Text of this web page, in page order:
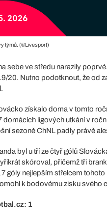
týmů. (©Livesport)
sebe ve středu narazily
20. Nutno podotknout, že od
získalo doma v tomto
domácích ligových utkání v
sezoně ChNL padly právě
byl u tří ze čtyř gólů
skóroval, přičemž tři
góly nejlepším střelcem
k bodovému zisku svého
1